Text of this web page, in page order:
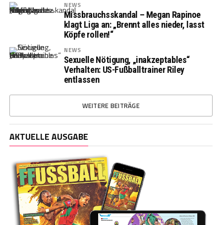
NEWS
Missbrauchsskandal – Megan Rapinoe
klagt Liga an: „Brennt alles nieder, lasst
Köpfe rollen!“
NEWS
Sexuelle Nötigung, „inakzeptables“
Verhalten: US-Fußballtrainer Riley
entlassen
WEITERE BEITRÄGE
AKTUELLE AUSGABE